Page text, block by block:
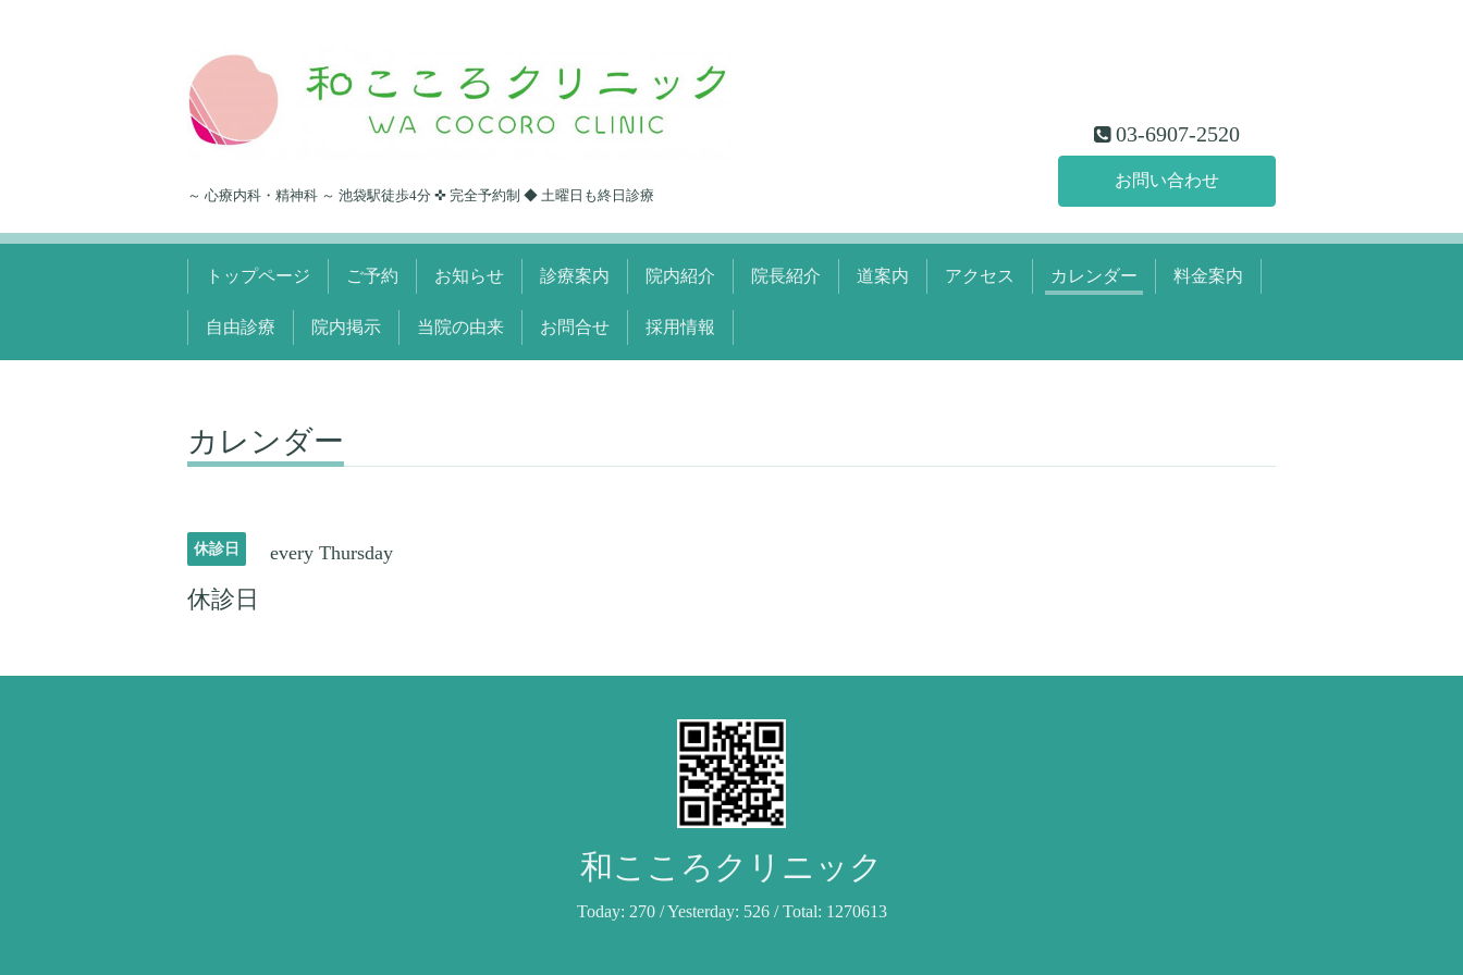
～ 心療内科・精神科 ～ 池袋駅徒歩4分 ✜ 完全予約制 ◆ 土曜日も終日診療
03-6907-2520
お問い合わせ
トップページ ご予約 お知らせ 診療案内 院内紹介 院長紹介 道案内 アクセス カレンダー 料金案内
自由診療 院内掲示 当院の由来 お問合せ 採用情報
カレンダー
休診日 every Thursday
休診日
和こころクリニック
Today: 270/ Yesterday: 526/ Total: 1270613